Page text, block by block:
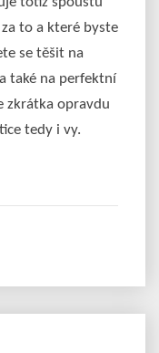
to a které byste
se těšit na
také na perfektní
zkrátka opravdu
tedy i vy.